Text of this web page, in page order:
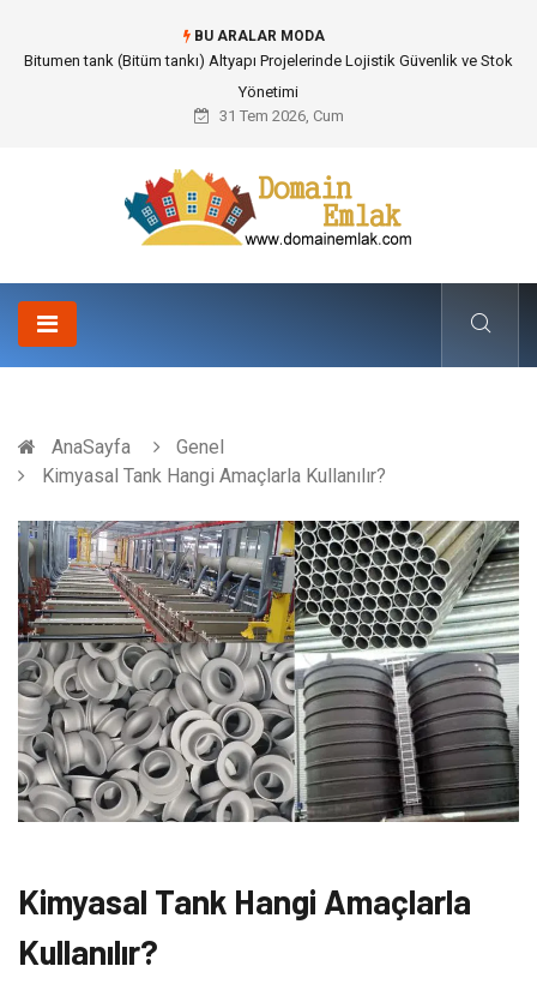
BU ARALAR MODA
Güvenilir Chip Satışı: Kesintisiz Poker Deneyimi İçin Profesyonel Destek
31 Tem 2026, Cum
AnaSayfa
Genel
Kimyasal Tank Hangi Amaçlarla Kullanılır?
Kimyasal Tank Hangi Amaçlarla
Kullanılır?